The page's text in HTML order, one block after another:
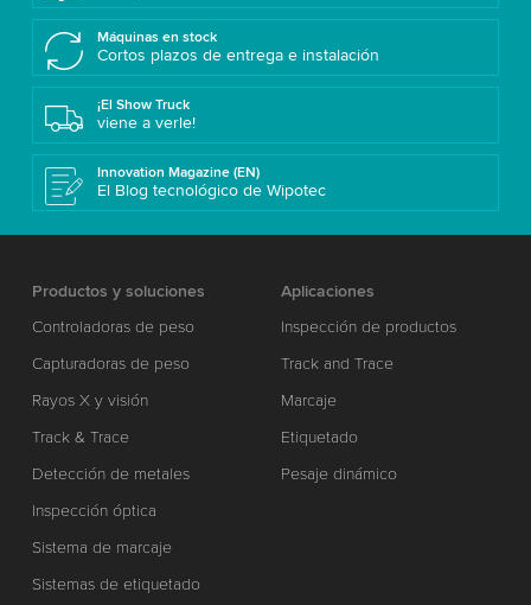
Máquinas en stock
Cortos plazos de entrega e instalación
¡El Show Truck
viene a verle!
Innovation Magazine (EN)
El Blog tecnológico de Wipotec
Productos y soluciones
Controladoras de peso
Capturadoras de peso
Rayos X y visión
Track & Trace
Detección de metales
Inspección óptica
Sistema de marcaje
Sistemas de etiquetado
Aplicaciones
Inspección de productos
Track and Trace
Marcaje
Etiquetado
Pesaje dinámico